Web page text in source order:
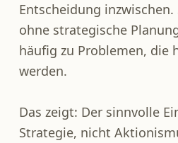
Entscheidung
ohne strategische
häufig zu Problemen, die
werden.
Das zeigt: Der sinnvolle
Strategie, nicht